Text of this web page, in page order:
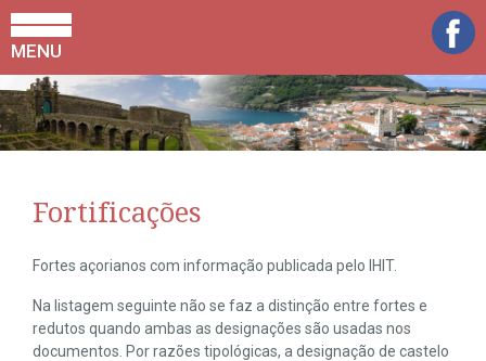
MENU
Fortificações
Fortes açorianos com informação publicada pelo IHIT.
Na listagem seguinte não se faz a distinção entre fortes e
redutos quando ambas as designações são usadas nos
documentos. Por razões tipológicas, a designação de castelo